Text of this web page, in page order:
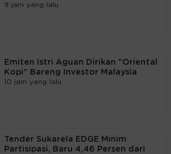
9 jam yang lalu
Emiten Istri Aguan Dirikan "Oriental
Kopi" Bareng Investor Malaysia
10 jam yang lalu
Tender Sukarela EDGE Minim
Partisipasi, Baru 4,46 Persen dari